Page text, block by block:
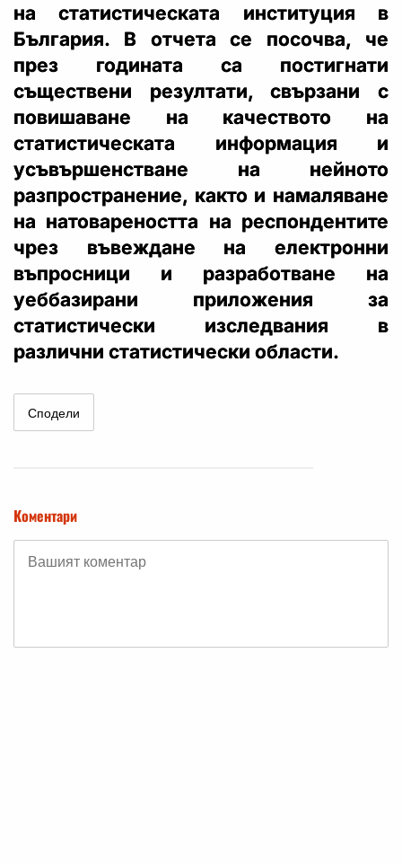
на статистическата институция в
България. В отчета се посочва, че
през годината са постигнати
съществени резултати, свързани с
повишаване на качеството на
статистическата информация и
усъвършенстване на нейното
разпространение, както и намаляване
на натовареността на респондентите
чрез въвеждане на електронни
въпросници и разработване на
уеббазирани приложения за
статистически изследвания в
различни статистически области.
Сподели
Коментари